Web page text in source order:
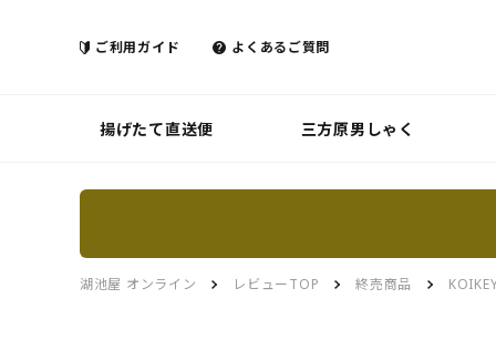
ご利用ガイド よくあるご質問
揚げたて直送便 三方原男しゃく
湖池屋 オンライン レビューTOP 終売商品